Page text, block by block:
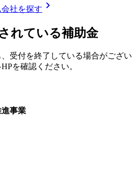
社を探す chevron_right
れている補助金
受付を終了している場合がござい
を確認ください。
事業